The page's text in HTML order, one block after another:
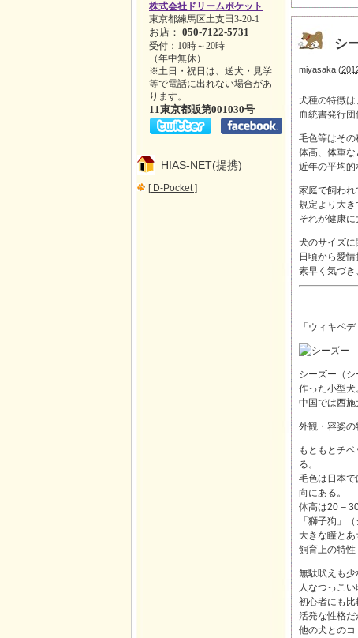
シ
miyasaka (
犬種の特徴は
血統書発行団
毛色等はその
体高、体重な
近年の平均的
家庭で飼われ
規定より大き
それが健康に
犬のサイズに
日頃から愛
素早く気づき
「ウィキペ
シーズー（
作った小型犬
中国では西施
外観・容姿の
もともとチ
る。
毛色は日本
向にある。
体高は20 –
「獅子狗」
大きな瞳と
飼育上の特性
無駄吠えも少
人なつっこ
初心者にも比
活発な性格だ
他の犬とのコ
株式会社ドリームポケット
東京都練馬区土支田3-20-1
お店： 050-7122-5731
受付：10時～20時
（年中無休）
※土日・祝日は、送犬・見学
等で電話に出れない場合があ
ります。
11東京都販第001030号
HIAS-NET(提携)
[ D-Pocket ]